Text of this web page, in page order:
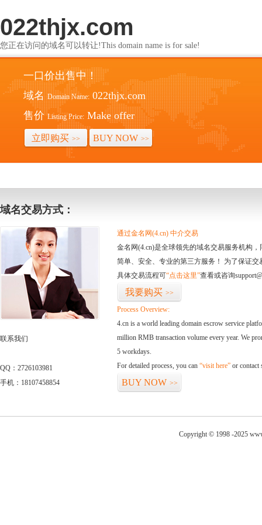
022thjx.com
您正在访问的域名可以转让!This domain name is for sale!
一口价出售中！
域名 Domain Name: 022thjx.com
售价 Listing Price: Make offer
立即购买 >> BUY NOW >>
域名交易方式：
联系我们
QQ：2726103981
手机：18107458854
通过金名网(4.cn) 中介交易
金名网(4.cn)是全球领先的域名交易服务机构
简单、安全、专业的第三方服务！ 为了保证
具体交易流程可“点击这里”查看或咨询
我要购买 >>
Process Overview:
4.cn is a world leading domain escrow service
million RMB transaction volume every year. We
5 workdays.
For detailed process, you can “visit here” or contact
BUY NOW >>
Copyright © 1998 -2025